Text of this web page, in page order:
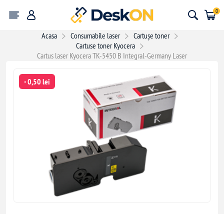
0
Acasa Consumabile laser
Cartușe toner
Cartuse toner Kyocera
Cartus laser Kyocera TK-5450 B Integral-Germany Laser
- 0,50 lei